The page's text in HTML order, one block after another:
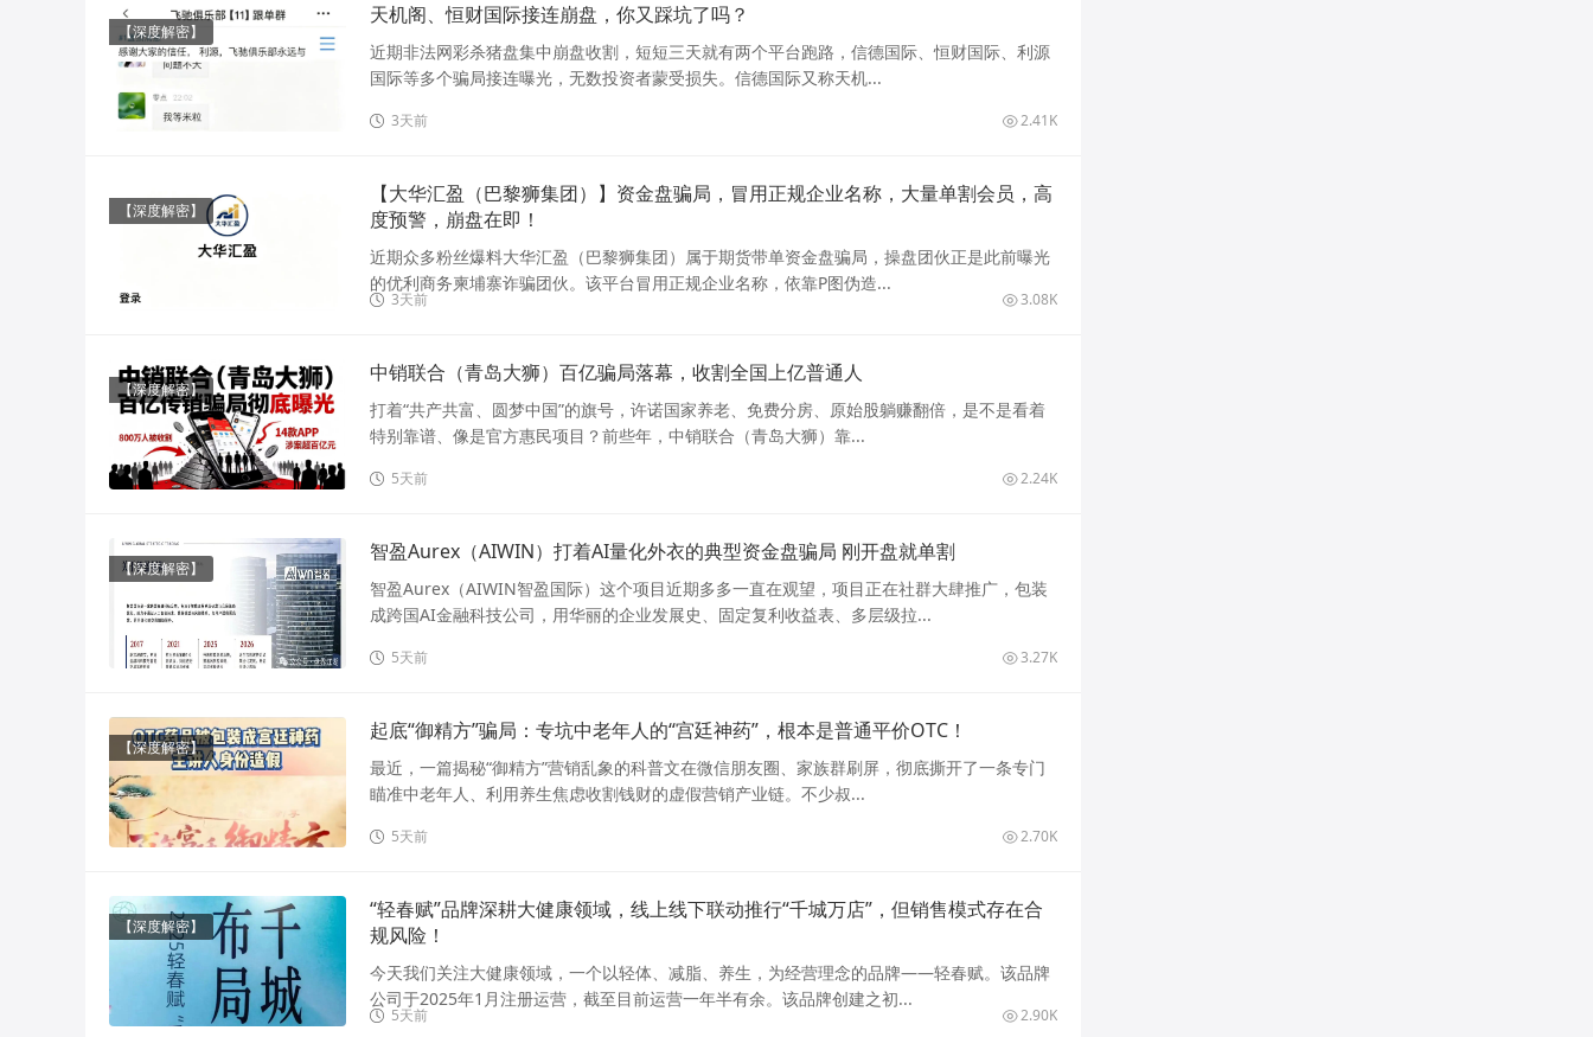
【深度解密】
天机阁、恒财国际接连崩盘，你又踩坑了吗？
近期非法网彩杀猪盘集中崩盘收割，短短三天就有两个平台跑路，信德国际、恒财国际、利源
国际等多个骗局接连曝光，无数投资者蒙受损失。信德国际又称天机...
3天前 2.41K
【深度解密】
【大华汇盈（巴黎狮集团）】资金盘骗局，冒用正规企业名称，大量单割会员，高
度预警，崩盘在即！
近期众多粉丝爆料大华汇盈（巴黎狮集团）属于期货带单资金盘骗局，操盘团伙正是此前曝光
的优利商务柬埔寨诈骗团伙。该平台冒用正规企业名称，依靠P图伪造...
3天前 3.08K
【深度解密】
中销联合（青岛大狮）百亿骗局落幕，收割全国上亿普通人
打着“共产共富、圆梦中国”的旗号，许诺国家养老、免费分房、原始股躺赚翻倍，是不是看着
特别靠谱、像是官方惠民项目？前些年，中销联合（青岛大狮）靠...
5天前 2.24K
【深度解密】
智盈Aurex（AIWIN）打着AI量化外衣的典型资金盘骗局 刚开盘就单割
智盈Aurex（AIWIN智盈国际）这个项目近期多多一直在观望，项目正在社群大肆推广，包装
成跨国AI金融科技公司，用华丽的企业发展史、固定复利收益表、多层级拉...
5天前 3.27K
【深度解密】
起底“御精方”骗局：专坑中老年人的“宫廷神药”，根本是普通平价OTC！
最近，一篇揭秘“御精方”营销乱象的科普文在微信朋友圈、家族群刷屏，彻底撕开了一条专门
瞄准中老年人、利用养生焦虑收割钱财的虚假营销产业链。不少叔...
5天前 2.70K
【深度解密】
“轻春赋”品牌深耕大健康领域，线上线下联动推行“千城万店”，但销售模式存在合
规风险！
今天我们关注大健康领域，一个以轻体、减脂、养生，为经营理念的品牌——轻春赋。该品牌
公司于2025年1月注册运营，截至目前运营一年半有余。该品牌创建之初...
5天前 2.90K